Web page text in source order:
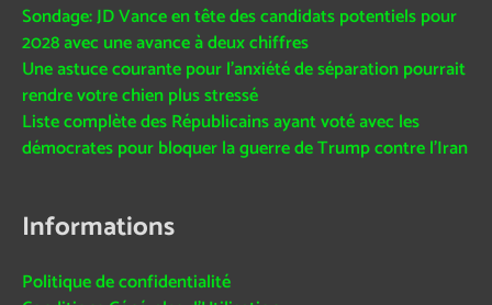
Sondage: JD Vance en tête des candidats potentiels pour
2028 avec une avance à deux chiffres
Une astuce courante pour l’anxiété de séparation pourrait
rendre votre chien plus stressé
Liste complète des Républicains ayant voté avec les
démocrates pour bloquer la guerre de Trump contre l’Iran
Informations
Politique de confidentialité